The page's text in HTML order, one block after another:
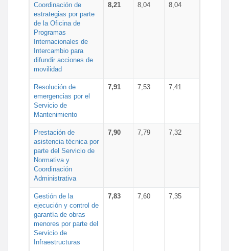
Coordinación de
estrategias por parte
de la Oficina de
Programas
Internacionales de
Intercambio para
difundir acciones de
movilidad
8,21 8,04 8,04
Resolución de
emergencias por el
Servicio de
Mantenimiento
7,91 7,53 7,41
Prestación de
asistencia técnica por
parte del Servicio de
Normativa y
Coordinación
Administrativa
7,90 7,79 7,32
Gestión de la
ejecución y control de
garantía de obras
menores por parte del
Servicio de
Infraestructuras
7,83 7,60 7,35